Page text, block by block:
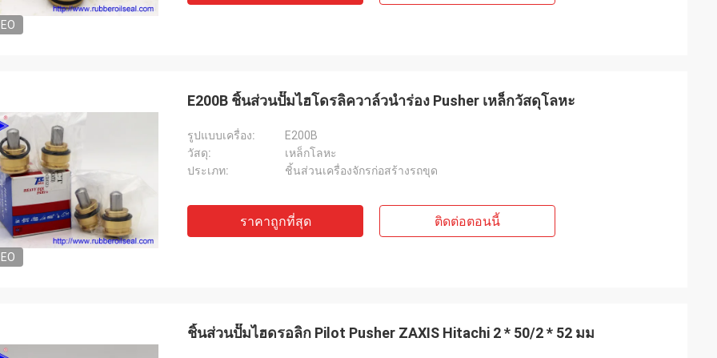
E200B ชิ้นส่วนปั๊มไฮโดรลิควาล์วนำร่อง Pusher เหล็กวัสดุโลหะ
รูปแบบเครื่อง:
E200B
วัสดุ:
เหล็กโลหะ
ประเภท:
ชิ้นส่วนเครื่องจักรก่อสร้างรถขุด
ราคาถูกที่สุด ติดต่อตอนนี้
ชิ้นส่วนปั๊มไฮดรอลิก Pilot Pusher ZAXIS Hitachi 2 * 50/2 * 52 มม